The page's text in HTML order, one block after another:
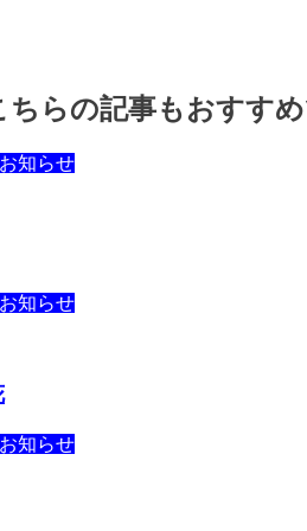
ちらの記事もおすす
知らせ
知らせ
知らせ